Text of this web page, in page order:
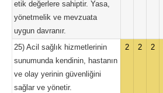
etik değerlere sahiptir. Yasa,
yönetmelik ve mevzuata
uygun davranır.
25) Acil sağlık hizmetlerinin
sunumunda kendinin, hastanın
ve olay yerinin güvenliğini
sağlar ve yönetir.
2 2 2